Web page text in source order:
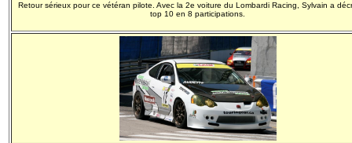
Retour sérieux pour ce vétéran pilote. Avec la 2e voiture du Lombardi Racing, Sylvain a
top 10 en 8 participations.